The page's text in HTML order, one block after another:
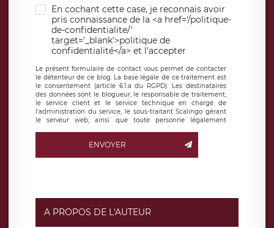
En cochant cette case, je reconnais avoir
pris connaissance de la <a href='/politique-
de-confidentialite/'
target='_blank'>politique de
confidentialité</a> et l'accepter
Le présent formulaire de contact vous permet de contacter
le détenteur de ce blog. La base légale de ce traitement est
le consentement (article 6.1.a du RGPD). Les destinataires
des données sont le blogueur, le responsable de traitement,
le service client et le service technique en charge de
l’administration du service, le sous-traitant Scalingo gérant
le serveur web, ainsi que toute personne légalement
autorisée. Le formulaire de contact à destination du
basé en France et offrant des
clauses de protection
limitation du traitement relatif à vos données à caractère
données. Vous pouvez exercer ces droits auprès du délégué
ENVOYER
A PROPOS DE L'AUTEUR